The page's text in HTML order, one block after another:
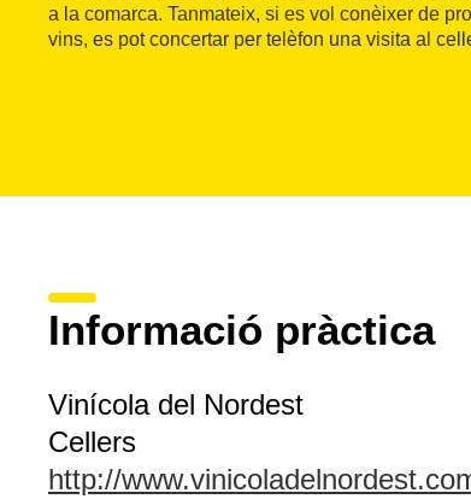
a la comarca. Tanmateix, si es vol conèixer de
vins, es pot concertar per telèfon una visita al
Informació pràctica
Vinícola del Nordest
Cellers
http://